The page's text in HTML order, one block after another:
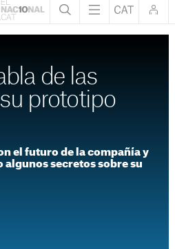
de las
prototipo
el futuro de la compañía y
algunos secretos sobre su